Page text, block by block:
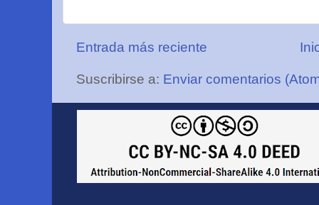
Entrada más reciente
Suscribirse a: Enviar comentarios